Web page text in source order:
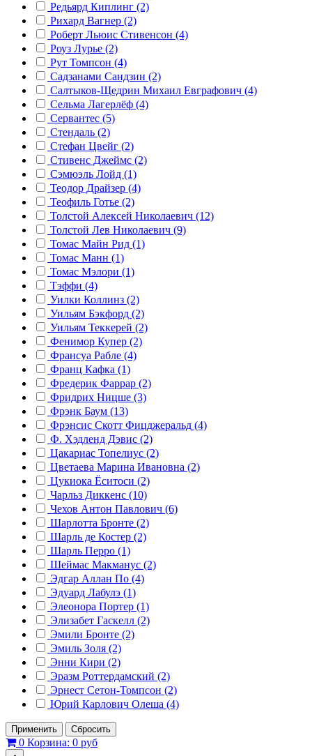
Редьярд Киплинг (2)
Рихард Вагнер (2)
Роберт Льюис Стивенсон (4)
Роуз Лурье (2)
Рут Томпсон (4)
Садзанами Сандзин (2)
Салтыков-Щедрин Михаил Евграфович (4)
Сельма Лагерлёф (4)
Сервантес (5)
Стендаль (2)
Стефан Цвейг (2)
Стивенс Джеймс (2)
Сэмюэль Лойд (1)
Теодор Драйзер (4)
Теофиль Готье (2)
Толстой Алексей Николаевич (12)
Толстой Лев Николаевич (9)
Томас Майн Рид (1)
Томас Манн (1)
Томас Мэлори (1)
Тэффи (4)
Уилки Коллинз (2)
Уильям Бэкфорд (2)
Уильям Теккерей (2)
Фенимор Купер (2)
Франсуа Рабле (4)
Франц Кафка (1)
Фредерик Фаррар (2)
Фридрих Ницше (3)
Фрэнк Баум (13)
Фрэнсис Скотт Фицджеральд (4)
Ф. Хэдленд Дэвис (2)
Цакариас Топелиус (2)
Цветаева Марина Ивановна (2)
Цукиока Ёситоси (2)
Чарльз Диккенс (10)
Чехов Антон Павлович (6)
Шарлотта Бронте (2)
Шарль де Костер (2)
Шарль Перро (1)
Шеймас Макманус (2)
Эдгар Аллан По (4)
Эдуард Лабулэ (1)
Элеонора Портер (1)
Элизабет Гаскелл (2)
Эмили Бронте (2)
Эмиль Золя (2)
Энни Кири (2)
Эразм Роттердамский (2)
Эрнест Сетон-Томпсон (2)
Юрий Карлович Олеша (4)
Применить Сбросить
0 Корзина: 0 руб